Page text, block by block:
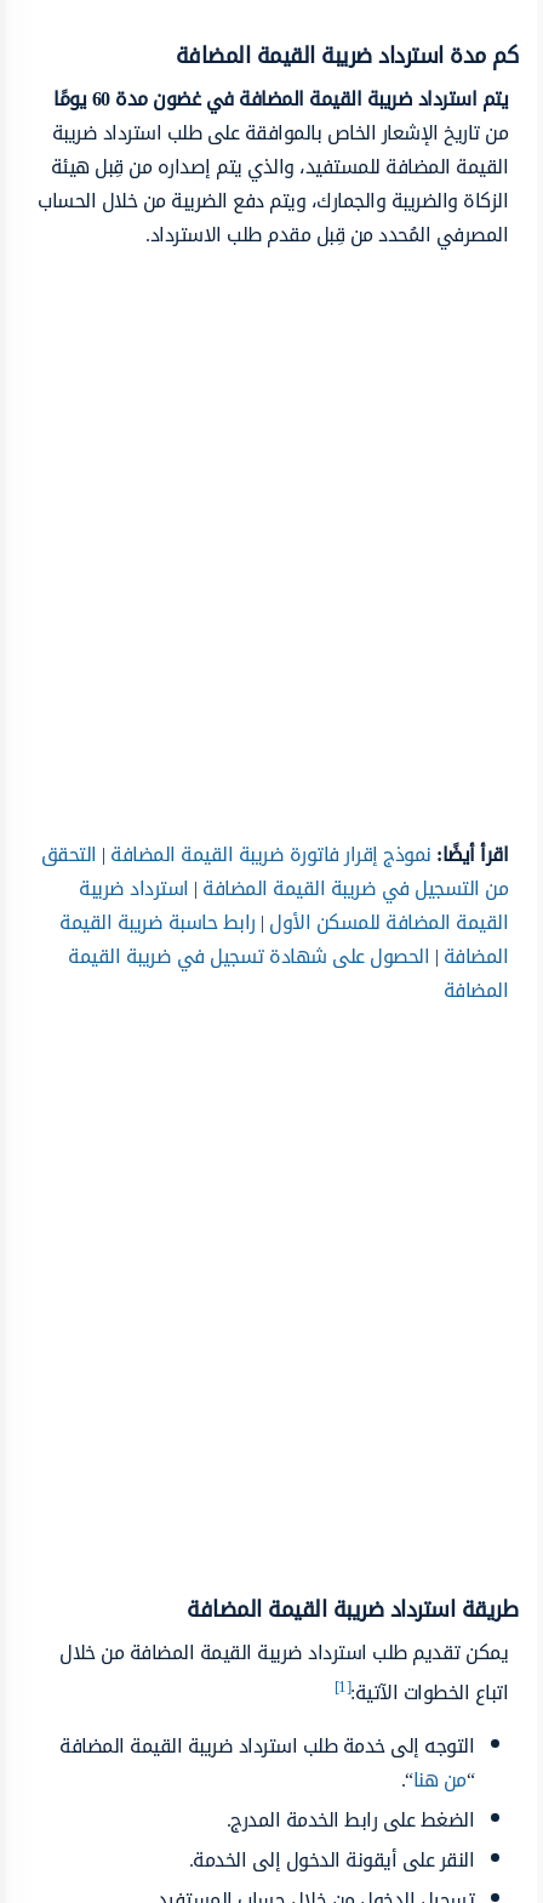
كم مدة استرداد ضريبة القيمة المضافة
يتم استرداد ضريبة القيمة المضافة في غضون مدة 60 يومًا
من تاريخ الإشعار الخاص بالموافقة على طلب استرداد ضريبة
القيمة المضافة للمستفيد، والذي يتم إصداره من قِبل هيئة
الزكاة والضريبة والجمارك، ويتم دفع الضريبة من خلال الحساب
المصرفي المُحدد من قِبل مقدم طلب الاسترداد.
اقرأ أيضًا:نموذج إقرار فاتورة ضريبة القيمة المضافة| التحقق
من التسجيل في ضريبة القيمة المضافة| استرداد ضريبة
القيمة المضافة للمسكن الأول|رابط حاسبة ضريبة القيمة
المضافة| الحصول على شهادة تسجيل في ضريبة القيمة
المضافة
طريقة استرداد ضريبة القيمة المضافة
يمكن تقديم طلب استرداد ضريبة القيمة المضافة من خلال
اتباع الخطوات الآتية:[1]
التوجه إلى خدمة طلب استرداد ضريبة القيمة المضافة
“من هنا“.
الضغط على رابط الخدمة المدرج.
النقر على أيقونة الدخول إلى الخدمة.